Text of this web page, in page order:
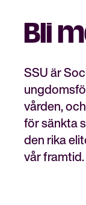
Bli
SSU är
vården,
för sänkta
den rika
vår framtid.